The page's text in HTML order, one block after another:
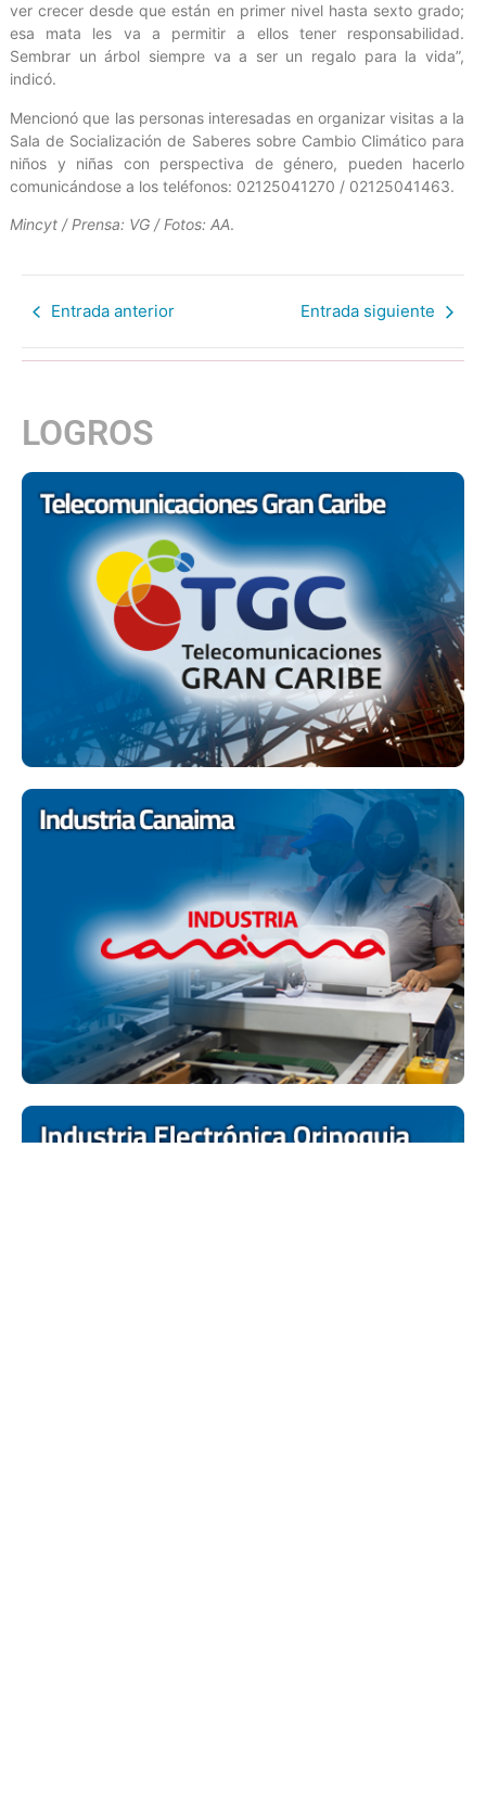
ver crecer desde que están en primer nivel hasta sexto grado;
esa mata les va a permitir a ellos tener responsabilidad.
Sembrar un árbol siempre va a ser un regalo para la vida”,
indicó.
Mencionó que las personas interesadas en organizar visitas a la
Sala de Socialización de Saberes sobre Cambio Climático para
niños y niñas con perspectiva de género, pueden hacerlo
comunicándose a los teléfonos: 02125041270 / 02125041463.
Mincyt / Prensa: VG / Fotos: AA.
Entrada anterior Entrada siguiente
LOGROS